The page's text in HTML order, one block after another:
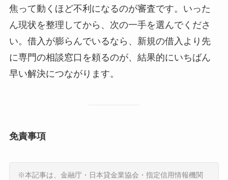
焦って動くほど不利になるのが審査です。いった
ん現状を整理してから、次の一手を選んでくださ
い。借入が膨らんでいるなら、新規の借入より先
に専門の相談窓口を頼るのが、結果的にいちばん
早い解決につながります。
免責事項
※本記事は、金融庁・日本貸金業協会・指定信用情報機関